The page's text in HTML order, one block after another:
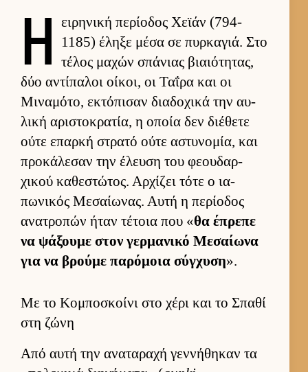
Η ει­ρηνική περίοδος Χεϊάν (794-
1185) έληξε μέσα σε πυρ­καγιά. Στο
τέλος μαχών σπάνιας βιαιότητας,
δύο αντίπαλοι οί­κοι, οι Ταΐρα και οι
Μιναμότο, εκτόπισαν δια­δοχικά την αυ­
λική αριστοκρατία, η οποία δεν διέθετε
ούτε επαρκή στρατό ούτε αστυνομία, και
προκάλεσαν την έλευση του φεου­δαρ­
χικού καθεστώτος. Αρ­χίζει τότε ο ια­
πωνικός Μεσαί­ωνας. Αυτή η περίοδος
ανατροπών ήταν τέτοια που «θα έπρεπε
να ψάξουμε στον γερ­μανικό Μεσαί­ωνα
για να βρούμε παρόμοια σύγ­χυση».
Με το Κομποσκοίνι στο χέρι και το Σπαθί
στη ζώνη
Από αυτή την αναταραχή γεν­νήθηκαν τα